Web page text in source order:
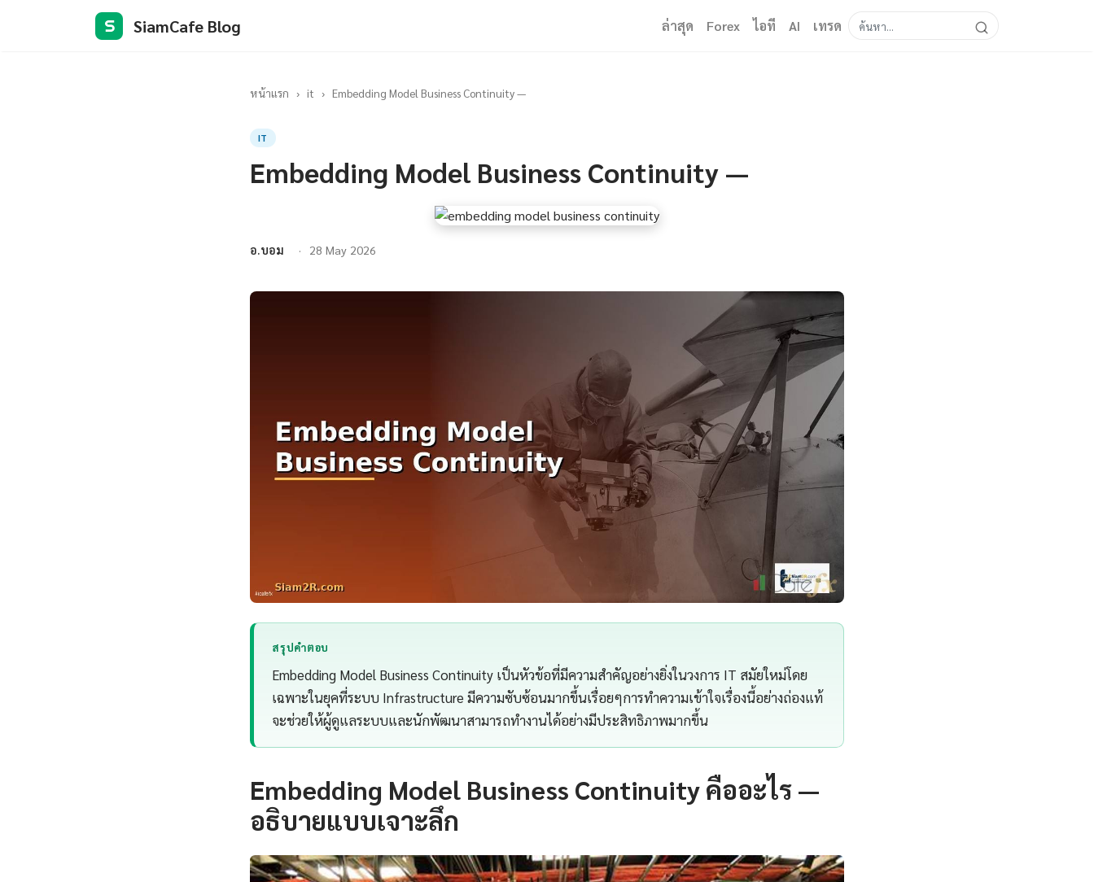
S SiamCafe Blog ล่าสุด Forex ไอที AI เทรด
หน้าแรก › it › Embedding Model Business Continuity —
IT
Embedding Model Business Continuity —
อ.บอม 28 May 2026
สรุปคำตอบ
Embedding Model Business Continuity เป็นหัวข้อที่มีความสำคัญอย่างยิ่งในวงการ IT สมัยใหม่โดย
เฉพาะในยุคที่ระบบ Infrastructure มีความซับซ้อนมากขึ้นเรื่อยๆการทำความเข้าใจเรื่องนี้อย่างถ่องแท้
จะช่วยให้ผู้ดูแลระบบและนักพัฒนาสามารถทำงานได้อย่างมีประสิทธิภาพมากขึ้น
Embedding Model Business Continuity คืออะไร —
อธิบายแบบเจาะลึก